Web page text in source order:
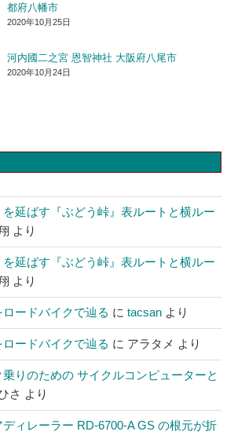
都府八幡市
2020年10月25日
河内國二之宮 恩智神社 大阪府八尾市
2020年10月24日
を延ばす『ぶどう峠』表ルートと横ルー
より
を延ばす『ぶどう峠』表ルートと横ルー
より
ードバイクで辿る に tacsan より
ードバイクで辿る に アラタメ より
乗りのための サイクルコンピューターと
さ より
ィレーラー RD-6700-A GS の根元が折